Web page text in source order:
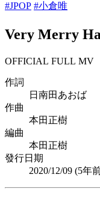
#JPOP #小倉唯
Very Merry
OFFICIAL FULL MV
作詞
日南田あおば
作曲
本田正樹
編曲
本田正樹
發行日期
2020/12/09 (5年